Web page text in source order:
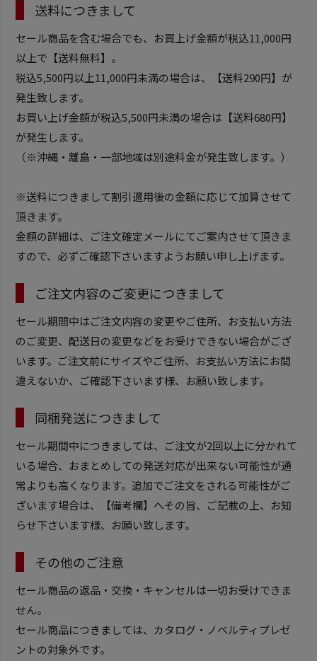
送料につきまして
セール商品を含む場合でも、お買上げ金額が税込11,000円
以上で【送料無料】。
税込5,500円以上11,000円未満の場合は、【送料290円】が
発生致します。
お買い上げ金額が税込5,500円未満の場合は【送料680円】
が発生します。
（※沖縄・離島・一部地域は別途料金が発生致します。）
※送料につきまして割引適用後の金額に応じて加算させて
頂きます。
金額の詳細は、ご注文確定メールにてご案内させて頂きま
すので、必ずご確認下さいますようお願い申し上げます。
ご注文内容のご変更につきまして
セール期間中はご注文内容の変更やご住所、お支払い方法
のご変更、配送日の変更などをお受けできない場合がござ
います。ご注文前にサイズやご住所、お支払い方法にお間
違えないか、ご確認下さいます様、お願い致します。
同梱発送につきまして
セール期間中につきましては、ご注文が2回以上に分かれて
いる場合、おまとめしての発送対応が出来ない可能性が通
常よりも高くなります。追加でご注文をされる可能性がご
ざいます場合は、【備考欄】へその旨、ご記載の上、お知
らせ下さいます様、お願い致します。
その他のご注意
セール商品の返品・交換・キャンセルは一切お受けできま
せん。
セール商品につきましては、カタログ・ノベルティプレゼ
ントの対象外です。